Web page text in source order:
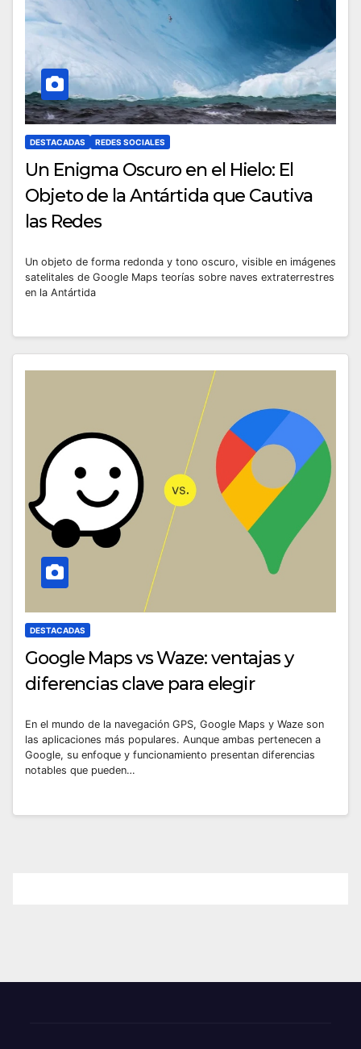
DESTACADAS REDES SOCIALES
Un Enigma Oscuro en el Hielo: El
Objeto de la Antártida que Cautiva
las Redes
Un objeto de forma redonda y tono oscuro, visible en imágenes
satelitales de Google Maps teorías sobre naves extraterrestres
en la Antártida
DESTACADAS
Google Maps vs Waze: ventajas y
diferencias clave para elegir
En el mundo de la navegación GPS, Google Maps y Waze son
las aplicaciones más populares. Aunque ambas pertenecen a
Google, su enfoque y funcionamiento presentan diferencias
notables que pueden…